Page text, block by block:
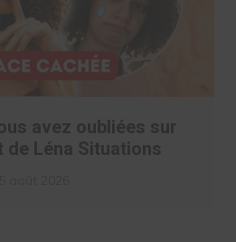
avez oubliées sur
de Léna Situations